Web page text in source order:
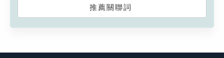
推薦關聯詞